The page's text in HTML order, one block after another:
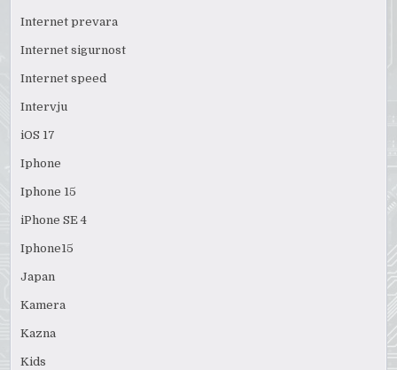
Internet prevara
Internet sigurnost
Internet speed
Intervju
iOS 17
Iphone
Iphone 15
iPhone SE 4
Iphone15
Japan
Kamera
Kazna
Kids